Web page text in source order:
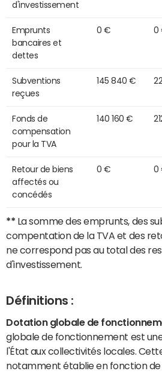
d'investissement
Emprunts
bancaires et
dettes
0 € 0
Subventions
reçues
145 840 €
Fonds de
compensation
pour la TVA
140 160 €
Retour de biens
affectés ou
concédés
0 € 0
** La somme des emprunts, des
compentation de la TVA et des
ne correspond pas au total des
d'investissement.
Définitions :
Dotation globale de
globale de fonctionnement est
l'État aux collectivités locales.
notamment établie en fonction